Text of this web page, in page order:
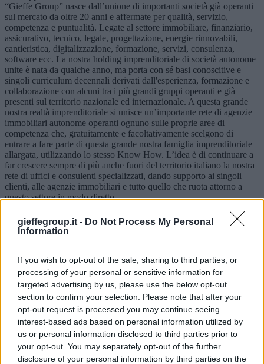
gieffegroup.it - Do Not Process My Personal
Information
If you wish to opt-out of the sale, sharing to third parties, or
processing of your personal or sensitive information for
targeted advertising by us, please use the below opt-out
section to confirm your selection. Please note that after your
opt-out request is processed you may continue seeing
interest-based ads based on personal information utilized by
us or personal information disclosed to third parties prior to
your opt-out. You may separately opt-out of the further
disclosure of your personal information by third parties on the
“Gieffe Group” nasce dall’unione di importanti società già operanti
sul mercato da oltre 20 anni e affermate per qualità, servizio,
competenza e puntualità. Legate al settore immobiliare, finanziario,
assicurativo, tecnico, legale, progettazione, energie rinnovabili,
cantieristica, digitalizzazione, formazione, servizi, consulenza,
software ecc. La nostra holding imprenditoriale di società autonome
unite è nata da qualche anno, ma porta con sé basi conoscitive e
singoli curriculum decennali derivati dall'esperienza, formazione e
collaborazione con alcuni tra i più grandi gruppi operanti e già
presenti sul territorio nazionale ed internazionale. A questa grande
nostra realtà imprenditoriale si unisce un’importante rete di agenzie
immobiliari autonome operanti ognuno sulle proprie aree di
competenza che, gratuitamente e facoltativamente scelgono di
entrare a fare parte di questa grande nostra famiglia imprenditoriale
allargata, utilizzando lo stesso Know How. L’idea è di continuare a
far crescere sempre di più anche fuori del territorio italiano la nostra
rete di uffici e consulenti specializzati, dando supporto ai singoli
clienti, alle agenzie immobiliari e tutto quello che ruota attorno a
questo settore in modo diretto.
Il sistema immobiliare ed economico è cambiato, noi desideriamo
continuare a dare come già facciamo ai nostri appartenenti alla rete e
abbiamo dovuto assistere in questo periodo.
La filosofia del progetto è quella di essere competitivi, innovativi e
professionali, cercando di soddisfare sempre appieno i bisogni e le
esigenze dei nostri clienti e appartenenti alla rete. Il raggiungimento
di questo obiettivo si fonda sulla consapevolezza dell’attenzione da
riservare alla propria rete e collaboratori in continua crescita che ad
oggi è composta da circa 30 professionisti tra avvocati, agenti,
tecnici, commercialisti e consulenti distribuiti nelle nostre 9 sedi
dirette, oltre a numerose agenzie immobiliari e tecnici aderenti e